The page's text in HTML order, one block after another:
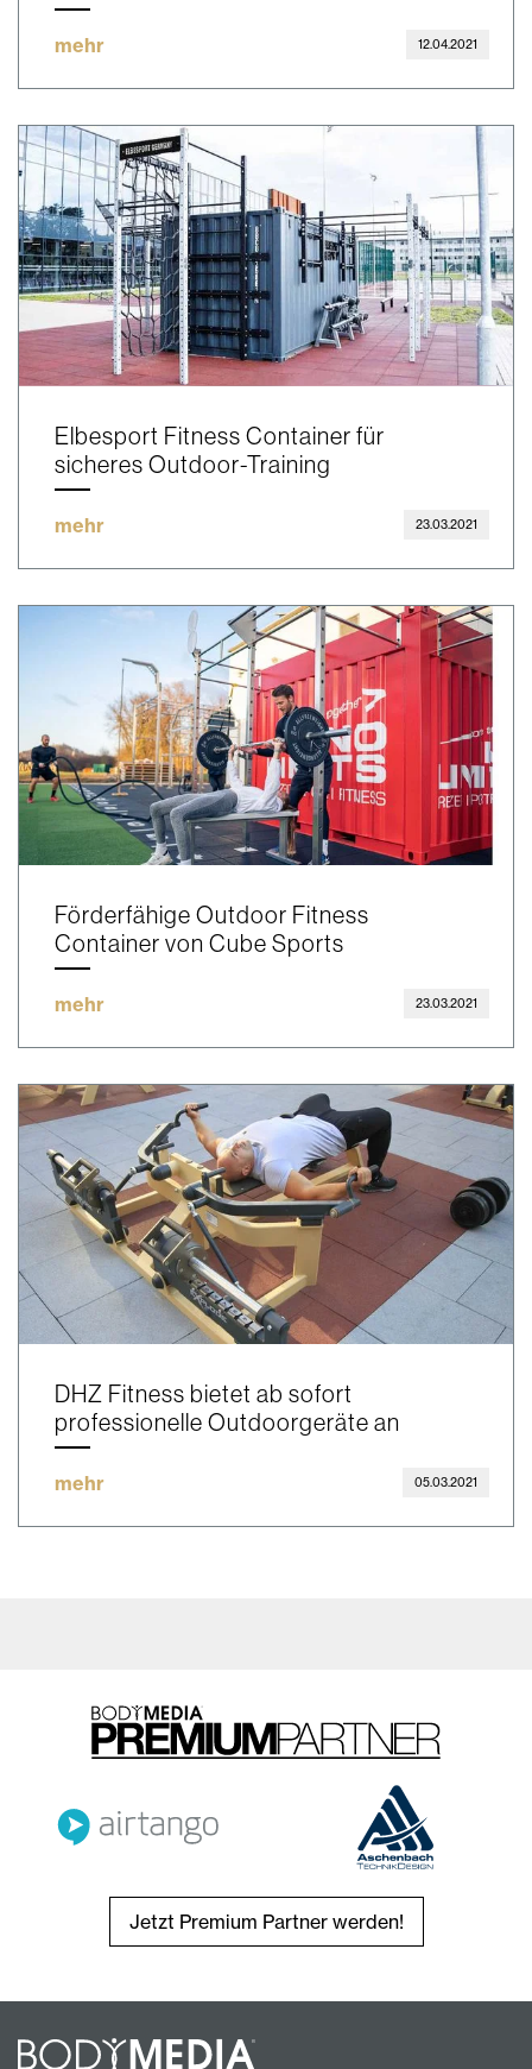
mehr 12.04.2021
Elbesport Fitness Container für
sicheres Outdoor-Training
mehr 23.03.2021
Förderfähige Outdoor Fitness
Container von Cube Sports
mehr 23.03.2021
DHZ Fitness bietet ab sofort
professionelle Outdoorgeräte an
mehr 05.03.2021
Jetzt Premium Partner werden!